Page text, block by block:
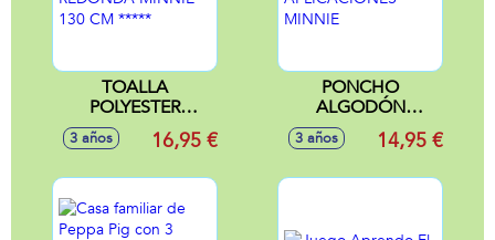
TOALLA
POLYESTER
REDONDA MINNIE
130 CM *****
3 años 16,95 €
PONCHO
ALGODÓN
APLICACIONES
MINNIE
3 años 14,95 €